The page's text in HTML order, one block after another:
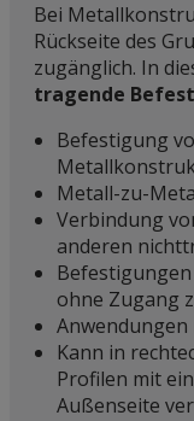
Bei
Rückseite des
zugänglich. In
tragende
Befestigung
Metall-zu-
Verbindung
anderen
ohne Zugang
Kann in
Profilen mit
Außenseite